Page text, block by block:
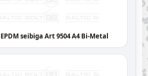
seibiga Art 9504 A4 Bi-Metal